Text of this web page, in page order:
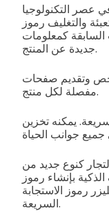
عصر التكنولوجيا
والتغليف رموز
السابقة كمعلومات
جديدة عن المنتج.
وتقديم صفحات
مفصلة لكل منتج.
يمكنه تخزين
كنوع جديد من
بإنشاء رموز
رموز الاستجابة
السريعة.